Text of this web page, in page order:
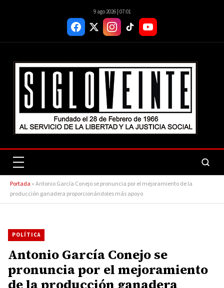
9 ago 2026 | 07:01
Portada »Antonio García Conejo se pronuncia por el mejoramiento de la
producción ganadera proporcionándoles más apoyo
POLÍTICA
Antonio García Conejo se
pronuncia por el mejoramiento